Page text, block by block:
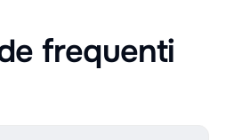
frequenti